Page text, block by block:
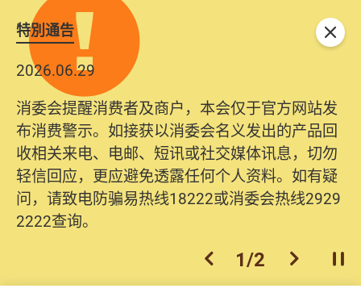
特別通告
2026.06.29
消委会提醒消费者及商户，本会仅于官方网站发
布消费警示。如接获以消委会名义发出的产品回
收相关来电、电邮、短讯或社交媒体讯息，切勿
轻信回应，更应避免透露任何个人资料。如有疑
问，请致电防骗易热线18222或消委会热线2929
2222查询。
上一个
1/2 下一个开
关闭